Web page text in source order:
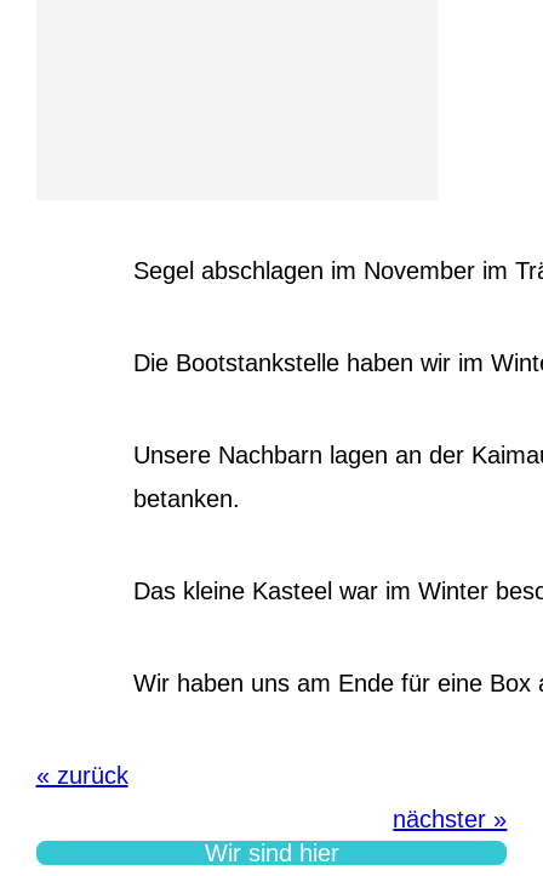
Segel abschlagen im November im
Die Bootstankstelle haben wir im
Unsere Nachbarn lagen an der
betanken.
Das kleine Kasteel war im Winter
Wir haben uns am Ende für eine
« zurück
nächster »
Wir sind hier